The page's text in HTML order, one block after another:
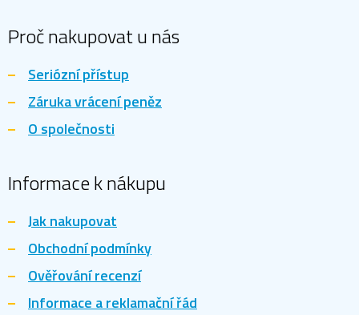
Proč nakupovat u nás
Seriózní přístup
Záruka vrácení peněz
O společnosti
Informace k nákupu
Jak nakupovat
Obchodní podmínky
Ověřování recenzí
Informace a reklamační řád